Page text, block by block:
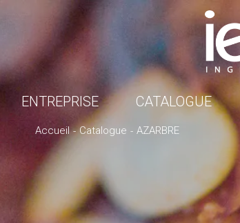
ENTREPRISE CATALOGUE
Accueil Catalogue AZARBRE